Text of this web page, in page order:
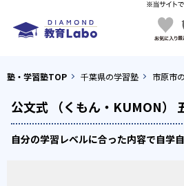
塾・学習塾TOP 千葉県の学習塾 市原市
公文式 （くもん・KUMON）
自分の学習レベルに合った内容で自学